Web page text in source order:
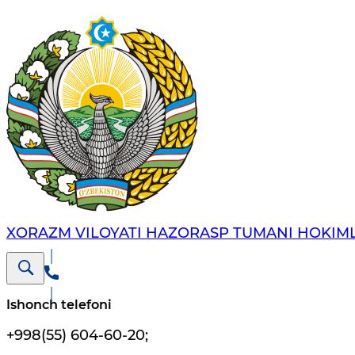
XORAZM VILOYATI HAZORASP TUMANI
Ishonch telefoni
+998(55) 604-60-20;